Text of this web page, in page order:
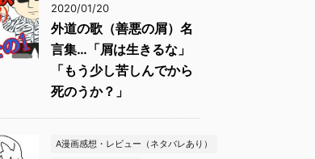
2020/01/20
外道の歌（善悪の屑）名
言集…「屑は生きるな」
「もう少し苦しんでから
死のうか？」
A漫画感想・レビュー（ネタバレあり）